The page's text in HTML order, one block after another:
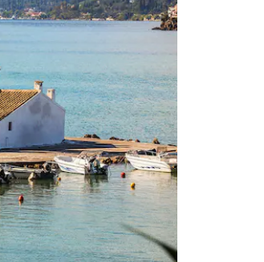
teclado ou tocando e deslizando o dedo na tela.